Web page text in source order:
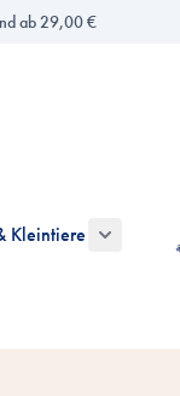
ab 29,00 €
Katzen
Kleintiere